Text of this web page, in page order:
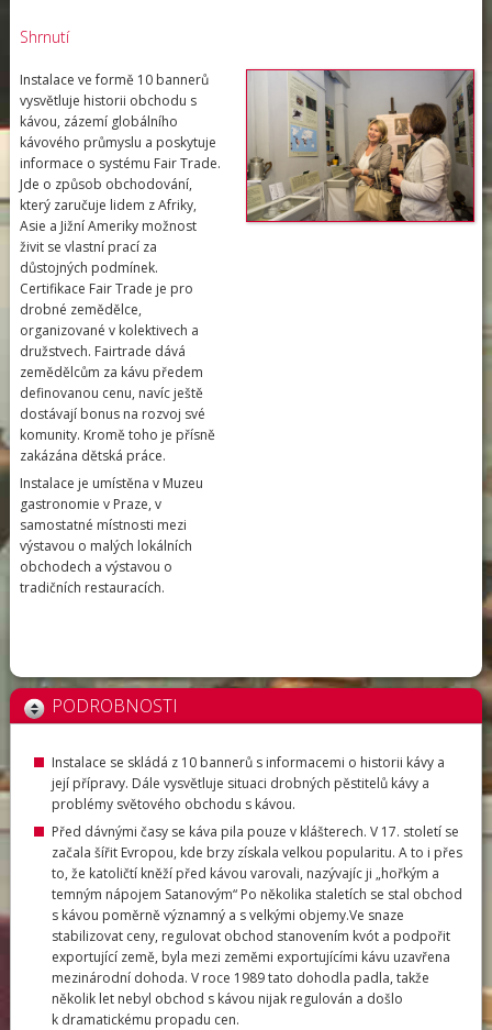
Shrnutí
Instalace ve formě 10 bannerů
vysvětluje historii obchodu s
kávou, zázemí globálního
kávového průmyslu a poskytuje
informace o systému Fair Trade.
Jde o způsob obchodování,
který zaručuje lidem z Afriky,
Asie a Jižní Ameriky možnost
živit se vlastní prací za
důstojných podmínek.
Certifikace Fair Trade je pro
drobné zemědělce,
organizované v kolektivech a
družstvech. Fairtrade dává
zemědělcům za kávu předem
definovanou cenu, navíc ještě
dostávají bonus na rozvoj své
komunity. Kromě toho je přísně
zakázána dětská práce.
Instalace je umístěna v Muzeu
gastronomie v Praze, v
samostatné místnosti mezi
výstavou o malých lokálních
obchodech a výstavou o
tradičních restauracích.
PODROBNOSTI
Instalace se skládá z 10 bannerů s informacemi o historii kávy a
její přípravy. Dále vysvětluje situaci drobných pěstitelů kávy a
problémy světového obchodu s kávou.
Před dávnými časy se káva pila pouze v klášterech. V 17. století se
začala šířit Evropou, kde brzy získala velkou popularitu. A to i přes
to, že katoličtí kněží před kávou varovali, nazývajíc ji „hořkým a
temným nápojem Satanovým“ Po několika staletích se stal obchod
s kávou poměrně významný a s velkými objemy.Ve snaze
stabilizovat ceny, regulovat obchod stanovením kvót a podpořit
exportující země, byla mezi zeměmi exportujícími kávu uzavřena
mezinárodní dohoda. V roce 1989 tato dohodla padla, takže
několik let nebyl obchod s kávou nijak regulován a došlo
k dramatickému propadu cen.